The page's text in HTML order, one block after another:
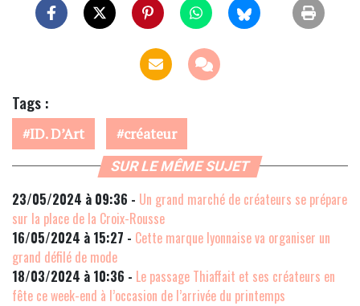
Tags :
ID. D’Art créateur
SUR LE MÊME SUJET
23/05/2024 à 09:36 - Un grand marché de créateurs se prépare
sur la place de la Croix-Rousse
16/05/2024 à 15:27 - Cette marque lyonnaise va organiser un
grand défilé de mode
18/03/2024 à 10:36 - Le passage Thiaffait et ses créateurs en
fête ce week-end à l’occasion de l’arrivée du printemps